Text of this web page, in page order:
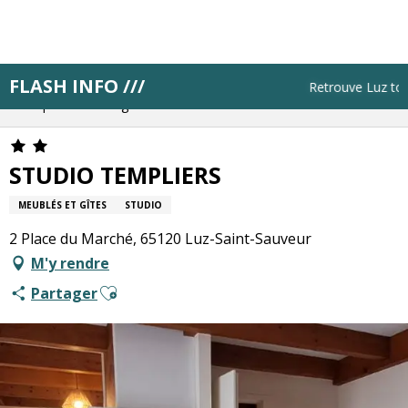
principal
FLASH INFO /// Retrouve Luz
Accueil
Résa pas à pas
STUDIO TEMPLIERS
MEUBLÉS ET GÎTES STUDIO
2 Place du Marché, 65120 Luz-Saint-Sauveur
M'y rendre
PartagerAjouter aux favoris